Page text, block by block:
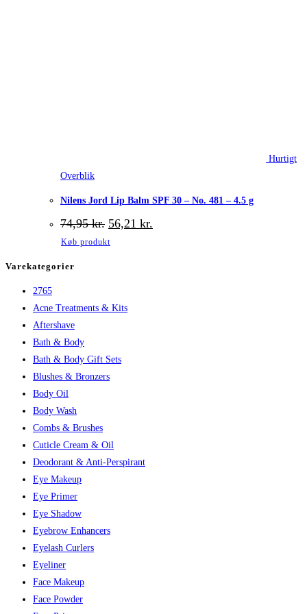
Hurtigt
Overblik
Nilens Jord Lip Balm SPF 30 – No. 481 – 4.5 g
74,95kr. Den
oprindelige
pris
56,21 kr.
aktuelle
Køb produkt
Varekategorier
2765
Acne Treatments & Kits
Aftershave
Bath & Body
Bath & Body Gift Sets
Blushes & Bronzers
Body Oil
Body Wash
Combs & Brushes
Cuticle Cream & Oil
Deodorant & Anti-Perspirant
Eye Makeup
Eye Primer
Eye Shadow
Eyebrow Enhancers
Eyelash Curlers
Eyeliner
Face Makeup
Face Powder